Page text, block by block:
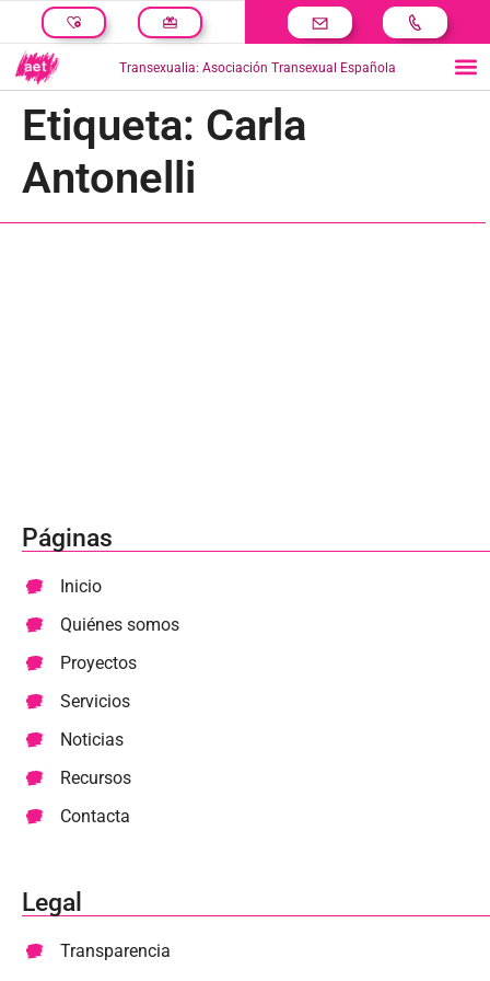
Transexualia: Asociación Transexual Española
Etiqueta: Carla
Antonelli
Páginas
Inicio
Quiénes somos
Proyectos
Servicios
Noticias
Recursos
Contacta
Legal
Transparencia